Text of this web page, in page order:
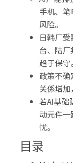
手机、
风险。
日韩厂受
台、陆
趋于保守。
政策不
关係增加
若AI基础
动元件
忧。
目录